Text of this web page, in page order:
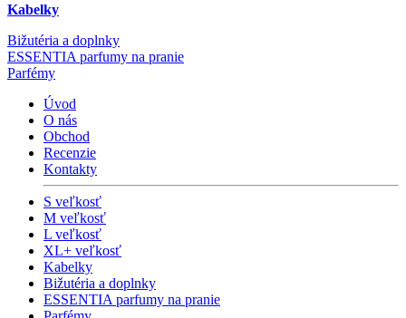
Kabelky
Bižutéria a doplnky
ESSENTIA parfumy na pranie
Parfémy
Úvod
O nás
Obchod
Recenzie
Kontakty
S veľkosť
M veľkosť
L veľkosť
XL+ veľkosť
Kabelky
Bižutéria a doplnky
ESSENTIA parfumy na pranie